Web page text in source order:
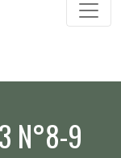
N°8-9